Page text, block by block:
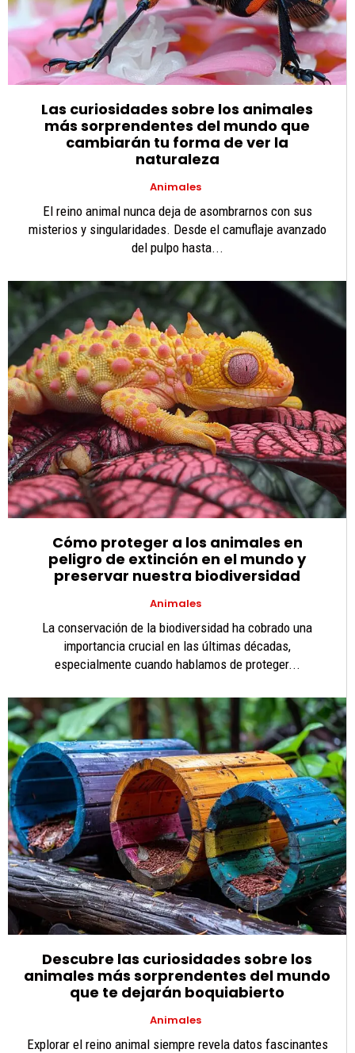
Las curiosidades sobre los animales
más sorprendentes del mundo que
cambiarán tu forma de ver la
naturaleza
Animales
El reino animal nunca deja de asombrarnos con sus
misterios y singularidades. Desde el camuflaje avanzado
del pulpo hasta...
Cómo proteger a los animales en
peligro de extinción en el mundo y
preservar nuestra biodiversidad
Animales
La conservación de la biodiversidad ha cobrado una
importancia crucial en las últimas décadas,
especialmente cuando hablamos de proteger...
Descubre las curiosidades sobre los
animales más sorprendentes del mundo
que te dejarán boquiabierto
Animales
Explorar el reino animal siempre revela datos fascinantes